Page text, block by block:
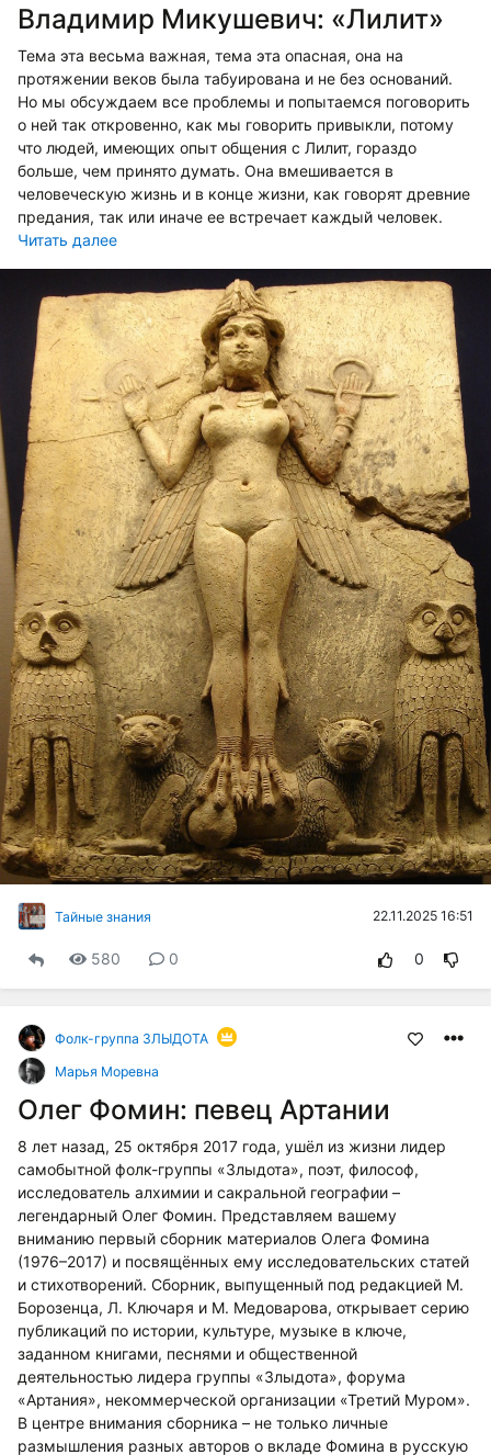
Владимир Микушевич: «Лилит»
Тема эта весьма важная, тема эта опасная, она на
протяжении веков была табуирована и не без оснований.
Но мы обсуждаем все проблемы и попытаемся поговорить
о ней так откровенно, как мы говорить привыкли, потому
что людей, имеющих опыт общения с Лилит, гораздо
больше, чем принято думать. Она вмешивается в
человеческую жизнь и в конце жизни, как говорят древние
предания, так или иначе ее встречает каждый человек.
Читать далее
Тайные знания 22.11.2025 16:51
580 0 0
Фолк-группа ЗЛЫДОТА
Марья Моревна
Олег Фомин: певец Артании
8 лет назад, 25 октября 2017 года, ушёл из жизни лидер
самобытной фолк-группы «Злыдота», поэт, философ,
исследователь алхимии и сакральной географии –
легендарный Олег Фомин. Представляем вашему
вниманию первый сборник материалов Олега Фомина
(1976–2017) и посвящённых ему исследовательских статей
и стихотворений. Сборник, выпущенный под редакцией М.
Борозенца, Л. Ключаря и М. Медоварова, открывает серию
публикаций по истории, культуре, музыке в ключе,
заданном книгами, песнями и общественной
деятельностью лидера группы «Злыдота», форума
«Артания», некоммерческой организации «Третий Муром».
В центре внимания сборника – не только личные
размышления разных авторов о вкладе Фомина в русскую